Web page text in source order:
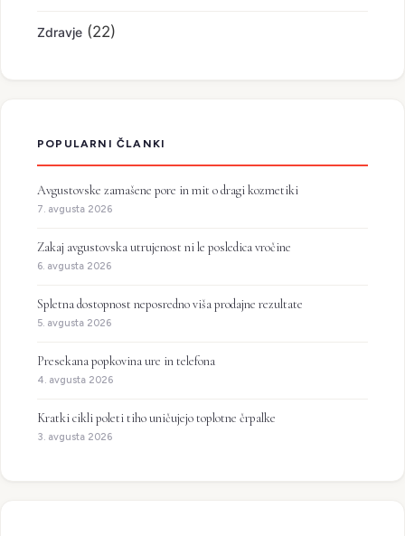
Zdravje (22)
POPULARNI ČLANKI
Avgustovske zamašene pore in mit o dragi kozmetiki
7. avgusta 2026
Zakaj avgustovska utrujenost ni le posledica vročine
6. avgusta 2026
Spletna dostopnost neposredno viša prodajne rezultate
5. avgusta 2026
Presekana popkovina ure in telefona
4. avgusta 2026
Kratki cikli poleti tiho uničujejo toplotne črpalke
3. avgusta 2026